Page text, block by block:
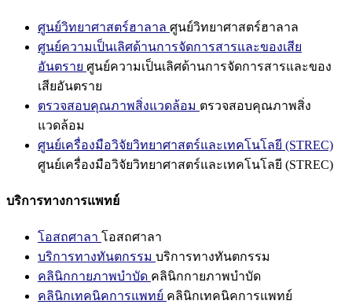
ศูนย์วิทยาศาสตร์ฮาลาล ศูนย์วิทยาศาสตร์ฮาลาล
ศูนย์ความเป็นเลิศด้านการจัดการสารและของเสีย
อันตราย ศูนย์ความเป็นเลิศด้านการจัดการสารและของ
เสียอันตราย
ตรวจสอบคุณภาพสิ่งแวดล้อม ตรวจสอบคุณภาพสิ่ง
แวดล้อม
ศูนย์เครื่องมือวิจัยวิทยาศาสตร์และเทคโนโลยี (STREC)
ศูนย์เครื่องมือวิจัยวิทยาศาสตร์และเทคโนโลยี (STREC)
บริการทางการแพทย์
โอสถศาลา โอสถศาลา
บริการทางทันตกรรม บริการทางทันตกรรม
คลินิกกายภาพบำบัด คลินิกกายภาพบำบัด
คลินิกเทคนิคการแพทย์ คลินิกเทคนิคการแพทย์